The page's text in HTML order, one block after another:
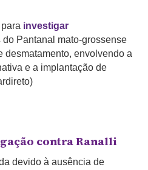
investigar
do Pantanal mato-grossense
desmatamento, envolvendo a
e a implantação de
contra Ranalli
devido à ausência de